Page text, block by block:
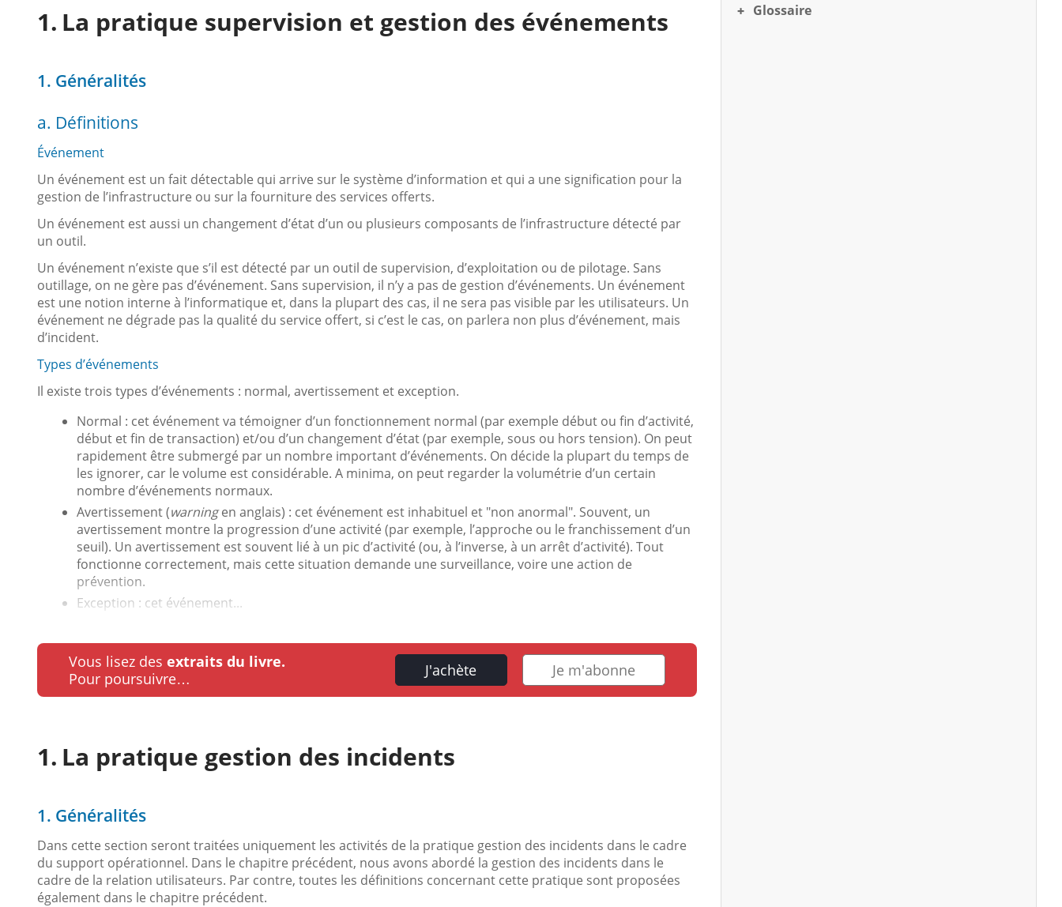
La pratique supervision et gestion des événements
1. Généralités
a. Définitions
Événement
Un événement est un fait détectable qui arrive sur le système d’information et qui a une signification pour la
gestion de l’infrastructure ou sur la fourniture des services offerts.
Un événement est aussi un changement d’état d’un ou plusieurs composants de l’infrastructure détecté par
un outil.
Un événement n’existe que s’il est détecté par un outil de supervision, d’exploitation ou de pilotage. Sans
outillage, on ne gère pas d’événement. Sans supervision, il n’y a pas de gestion d’événements. Un événement
est une notion interne à l’informatique et, dans la plupart des cas, il ne sera pas visible par les utilisateurs. Un
événement ne dégrade pas la qualité du service offert, si c’est le cas, on parlera non plus d’événement, mais
d’incident.
Types d’événements
Il existe trois types d’événements : normal, avertissement et exception.
Normal : cet événement va témoigner d’un fonctionnement normal (par exemple début ou fin d’activité,
début et fin de transaction) et/ou d’un changement d’état (par exemple, sous ou hors tension). On peut
rapidement être submergé par un nombre important d’événements. On décide la plupart du temps de
les ignorer, car le volume est considérable. A minima, on peut regarder la volumétrie d’un certain
nombre d’événements normaux.
Avertissement (warningen anglais) : cet événement est inhabituel et "non anormal". Souvent, un
avertissement montre la progression d’une activité (par exemple, l’approche ou le franchissement d’un
seuil). Un avertissement est souvent lié à un pic d’activité (ou, à l’inverse, à un arrêt d’activité). Tout
fonctionne correctement, mais cette situation demande une surveillance, voire une action de
prévention.
Exception : cet événement...
Vous lisez des extraits du livre.
Pour poursuivre…
J'achète Je m'abonne
La pratique gestion des incidents
1. Généralités
Dans cette section seront traitées uniquement les activités de la pratique gestion des incidents dans le cadre
du support opérationnel. Dans le chapitre précédent, nous avons abordé la gestion des incidents dans le
cadre de la relation utilisateurs. Par contre, toutes les définitions concernant cette pratique sont proposées
également dans le chapitre précédent.
Glossaire